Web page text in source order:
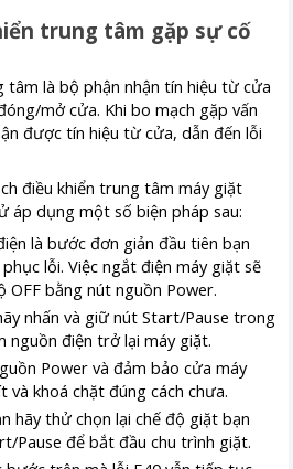
trung tâm gặp sự cố
tâm là bộ phận nhận tín hiệu từ cửa
mở cửa. Khi bo mạch gặp vấn
được tín hiệu từ cửa, dẫn đến lỗi
điều khiển trung tâm máy giặt
áp dụng một số biện pháp sau:
là bước đơn giản đầu tiên bạn
lỗi. Việc ngắt điện máy giặt sẽ
bằng nút nguồn Power.
nhấn và giữ nút Start/Pause trong
nguồn điện trở lại máy giặt.
Power và đảm bảo cửa máy
khoá chặt đúng cách chưa.
hãy thử chọn lại chế độ giặt bạn
Pause để bắt đầu chu trình giặt.